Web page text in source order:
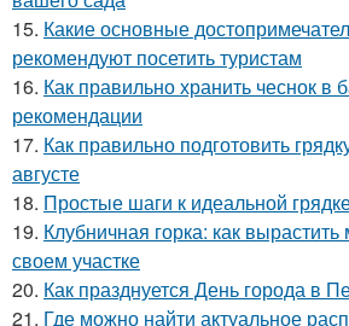
15. Какие основные
рекомендуют посетить туристам
16. Как правильно хранить чеснок в
рекомендации
17. Как правильно подготовить
августе
18. Простые шаги к идеальной
19. Клубничная горка: как
своем участке
20. Как празднуется День города в
21. Где можно найти актуальное